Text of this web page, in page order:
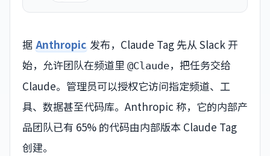
据 Anthropic 发布，Claude Tag 先从 Slack 开
始，允许团队在频道里 @Claude，把任务交给
Claude。管理员可以授权它访问指定频道、工
具、数据甚至代码库。Anthropic 称，它的内部产
品团队已有 65% 的代码由内部版本 Claude Tag
创建。